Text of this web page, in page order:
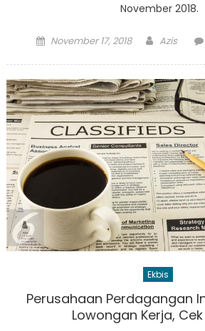
November 2018.
Posted
November 17, 2018 Author
Azis
Ekbis
Perusahaan Perdagangan
Lowongan Kerja,